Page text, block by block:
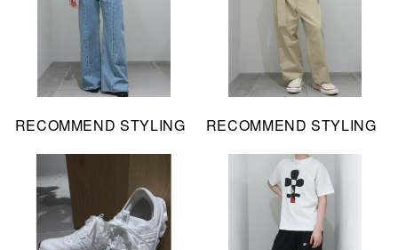
RECOMMEND STYLING RECOMMEND STYLING